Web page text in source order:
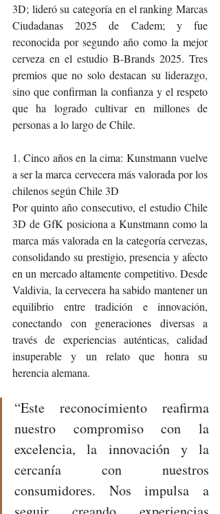
3D; lideró su categoría en el ranking Marcas
Ciudadanas 2025 de Cadem; y fue
reconocida por segundo año como la mejor
cerveza en el estudio B-Brands 2025. Tres
premios que no solo destacan su liderazgo,
sino que confirman la confianza y el respeto
que ha logrado cultivar en millones de
personas a lo largo de Chile.
1. Cinco años en la cima: Kunstmann vuelve
a ser la marca cervecera más valorada por los
chilenos según Chile 3D
Por quinto año consecutivo, el estudio Chile
3D de GfK posiciona a Kunstmann como la
marca más valorada en la categoría cervezas,
consolidando su prestigio, presencia y afecto
en un mercado altamente competitivo. Desde
Valdivia, la cervecera ha sabido mantener un
equilibrio entre tradición e innovación,
conectando con generaciones diversas a
través de experiencias auténticas, calidad
insuperable y un relato que honra su
herencia alemana.
“Este reconocimiento reafirma
nuestro compromiso con la
excelencia, la innovación y la
cercanía con nuestros
consumidores. Nos impulsa a